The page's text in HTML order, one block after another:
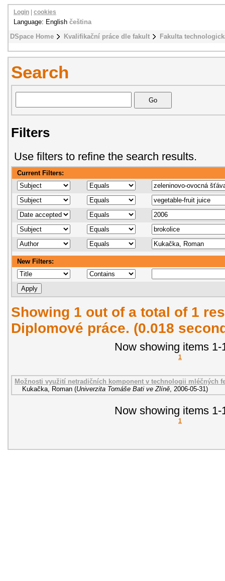
DSpace Home Kvalifikační práce dle fakult Fakulta
Login cookies
Language: English čeština
Search
Filters
Use filters to refine the search results.
Current Filters:
New Filters:
Showing 1 out of a total of 1
Diplomové práce. (0.018
Now showing items 1-
1
Možnosti využití netradičních komponent v technologii mléčných
Kukačka, Roman (Univerzita Tomáše Bati ve Zlíně, 2006-05-31)
Now showing items 1-
1